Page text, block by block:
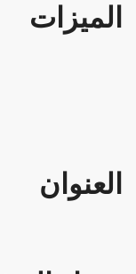
الميزات
العنوان